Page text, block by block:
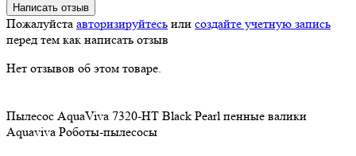
Написать отзыв
Пожалуйста авторизируйтесь или создайте учетную запись
перед тем как написать отзыв
Нет отзывов об этом товаре.
Пылесос AquaViva 7320-HT Black Pearl пенные валики
Aquaviva Роботы-пылесосы